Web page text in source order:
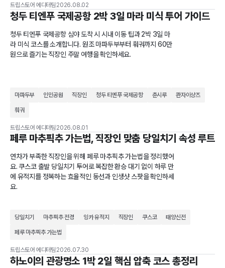
트립스토어 에디터팀 2026.08.02
청두 티엔푸 국제공항 2박 3일 마라 미식 투어 가이드
청두 티엔푸 국제공항 심야 도착 시 시내 이동 팁과 2박 3일 마
라 미식 코스를 소개합니다. 원조 마파두부부터 훠궈까지 60만
원으로 즐기는 직장인 주말 여행을 확인하세요.
마파두부 인민공원 직장인 청두 티엔푸 국제공항 춘시루 콴자이샹즈
훠궈
트립스토어 에디터팀 2026.08.01
페루 마추픽추 가는법, 직장인 맞춤 당일치기 속성 루트
연차가 부족한 직장인을 위해 페루 마추픽추 가는법을 정리했어
요. 쿠스코 출발 당일치기 투어로 복잡한 환승 대기 없이 하루 만
에 유적지를 정복하는 효율적인 동선과 인생샷 스팟을 확인하세
요.
당일치기 마추픽추 전경 잉카 유적지 직장인 쿠스코 태양신전
페루 마추픽추 가는법
트립스토어 에디터팀 2026.07.30
하노이의 관광명소 1박 2일 핵심 압축 코스 총정리